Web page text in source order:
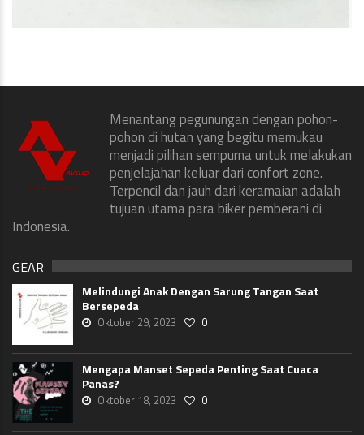
Menantang pegunungan dengan pohon-
pohon di hutan yang begitu memukau
menjadi pilihan sempurna untuk melakukan
penjelajahan keluar dari confort zone.
Terpencil dan jauh dari keramaian adalah
tujuan utama para biker pemberani di
Indonesia.
GEAR
Melindungi Anak Dengan Sarung Tangan Saat
Bersepeda
Oktober 29, 2023 0
Mengapa Manset Sepeda Penting Saat Cuaca
Panas?
Oktober 18, 2023 0